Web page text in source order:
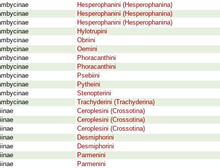
Hesperophanini (Hesperophanina)
Hesperophanini (Hesperophanina)
Hesperophanini (Hesperophanina)
Hylotrupini
Obriini
Oemini
Phoracanthini
Phoracanthini
Psebiini
Pytheini
Stenopterini
Trachyderini (Trachyderina)
Ceroplesini (Crossotina)
Ceroplesini (Crossotina)
Ceroplesini (Crossotina)
Desmiphorini
Desmiphorini
Parmenini
Parmenini